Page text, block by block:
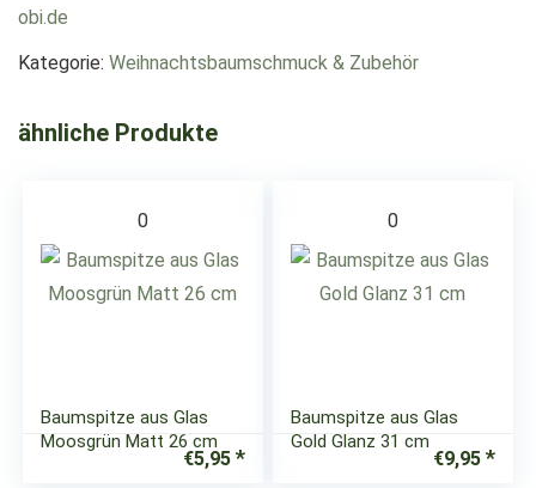
obi.de
Kategorie: Weihnachtsbaumschmuck & Zubehör
ähnliche Produkte
0
Baumspitze aus Glas
Moosgrün Matt 26 cm
€5,95
0
Baumspitze aus Glas
Gold Glanz 31 cm
€9,95